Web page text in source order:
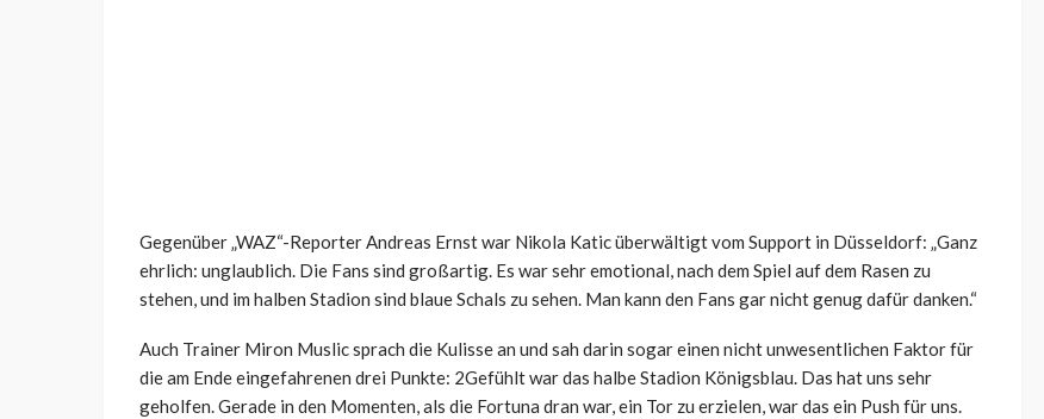
Gegenüber „WAZ“-Reporter Andreas Ernst war Nikola Katic überwältigt vom Support in Düsseldorf: „Ganz
ehrlich: unglaublich. Die Fans sind großartig. Es war sehr emotional, nach dem Spiel auf dem Rasen zu
stehen, und im halben Stadion sind blaue Schals zu sehen. Man kann den Fans gar nicht genug dafür danken.“
Auch Trainer Miron Muslic sprach die Kulisse an und sah darin sogar einen nicht unwesentlichen Faktor für
die am Ende eingefahrenen drei Punkte: 2Gefühlt war das halbe Stadion Königsblau. Das hat uns sehr
geholfen. Gerade in den Momenten, als die Fortuna dran war, ein Tor zu erzielen, war das ein Push für uns.